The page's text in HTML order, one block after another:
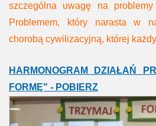
szczególna uwagę na
Problemem, który narasta w
chorobą cywilizacyjną, której
HARMONOGRAM DZIAŁAŃ
FORMĘ" - POBIERZ